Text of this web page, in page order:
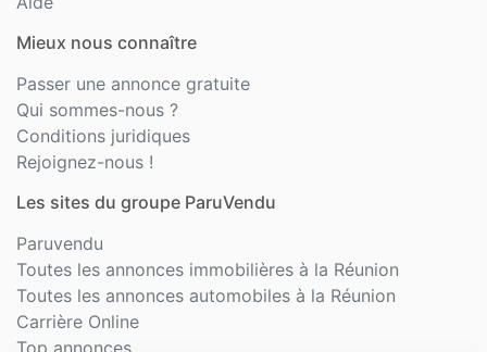
Mieux nous connaître
Passer une annonce gratuite
Qui sommes-nous ?
Conditions juridiques
Rejoignez-nous !
Les sites du groupe ParuVendu
Paruvendu
Toutes les annonces immobilières à la Réunion
Toutes les annonces automobiles à la Réunion
Carrière Online